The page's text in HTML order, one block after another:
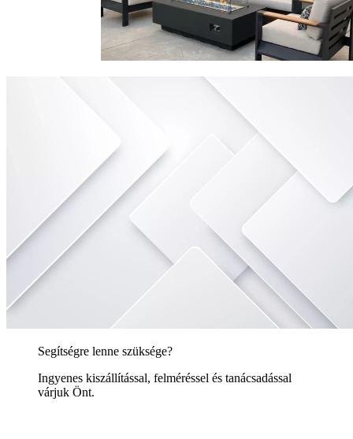
Segítségre lenne szüksége?
Ingyenes kiszállítással, felméréssel és tanácsadással
várjuk Önt.